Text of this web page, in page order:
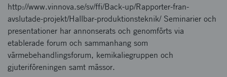
http://www.vinnova.se/sv/ffi/Back-up/Rapporter-fran-
avslutade-projekt/Hallbar-produktionsteknik/ Seminarier och
presentationer har annonserats och genomförts via
etablerade forum och sammanhang som
värmebehandlingsforum, kemikaliegruppen och
gjuteriföreningen samt mässor.